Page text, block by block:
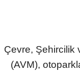
Çevre, Şehircilik
(AVM),